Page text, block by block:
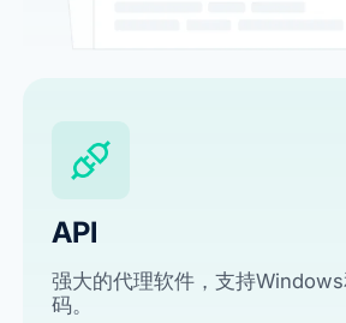
API
强大的代理软件，支持
码。